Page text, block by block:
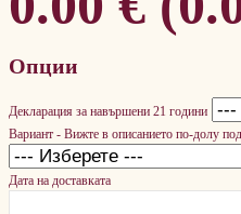
Опции
Декларация за навършени 21 години
Вариант - Вижте в описанието по-долу
Дата на доставката